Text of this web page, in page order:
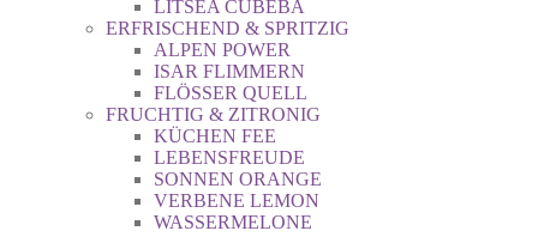
LITSEA CUBEBA
ERFRISCHEND & SPRITZIG
ALPEN POWER
ISAR FLIMMERN
FLÖSSER QUELL
FRUCHTIG & ZITRONIG
KÜCHEN FEE
LEBENSFREUDE
SONNEN ORANGE
VERBENE LEMON
WASSERMELONE